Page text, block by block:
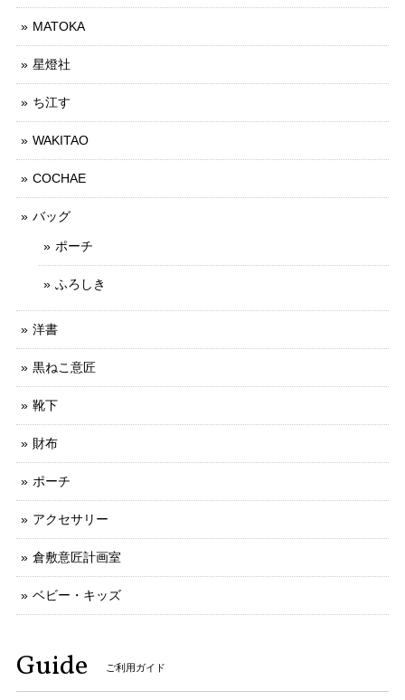
MATOKA
星燈社
ち江す
WAKITAO
COCHAE
バッグ
ポーチ
ふろしき
洋書
黒ねこ意匠
靴下
財布
ポーチ
アクセサリー
倉敷意匠計画室
ベビー・キッズ
Guide ご利用ガイド